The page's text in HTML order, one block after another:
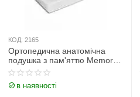
КОД: 2165
Ортопедична анатомічна
подушка з пам'яттю Memory
pill (меморі піл)
в наявності